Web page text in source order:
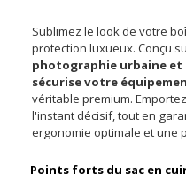
Sublimez le look de votre
protection luxueux. Conçu
photographie urbaine et
sécurise votre
véritable premium.
l'instant décisif, tout en
ergonomie optimale et une
Points forts du sac en